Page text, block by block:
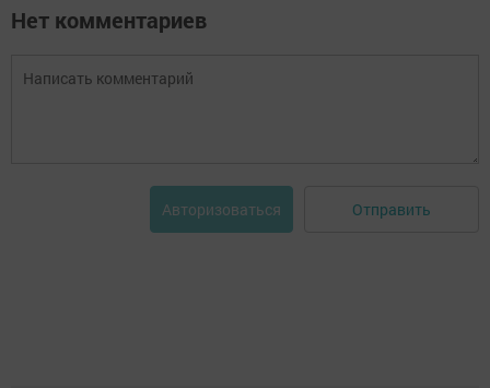
Нет комментариев
Авторизоваться Отправить